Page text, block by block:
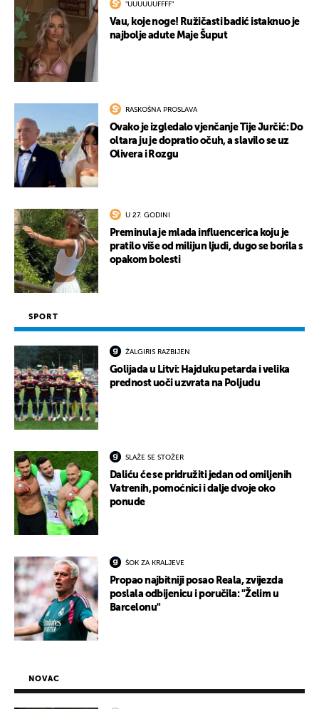
"UUUUUUFFFF"
Vau, koje noge! Ružičasti badić istaknuo je
najbolje adute Maje Šuput
RASKOŠNA PROSLAVA
Ovako je izgledalo vjenčanje Tije Jurčić: Do
oltara ju je dopratio očuh, a slavilo se uz
Olivera i Rozgu
U 27. GODINI
Preminula je mlada influencerica koju je
pratilo više od milijun ljudi, dugo se borila s
opakom bolesti
SPORT
ŽALGIRIS RAZBIJEN
Golijada u Litvi: Hajduku petarda i velika
prednost uoči uzvrata na Poljudu
SLAŽE SE STOŽER
Daliću će se pridružiti jedan od omiljenih
Vatrenih, pomoćnici i dalje dvoje oko
ponude
ŠOK ZA KRALJEVE
Propao najbitniji posao Reala, zvijezda
poslala odbijenicu i poručila: "Želim u
Barcelonu"
NOVAC